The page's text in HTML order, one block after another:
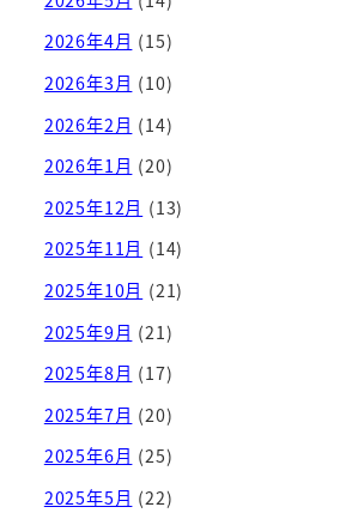
2026年4月 (15)
2026年3月 (10)
2026年2月 (14)
2026年1月 (20)
2025年12月 (13)
2025年11月 (14)
2025年10月 (21)
2025年9月 (21)
2025年8月 (17)
2025年7月 (20)
2025年6月 (25)
2025年5月 (22)